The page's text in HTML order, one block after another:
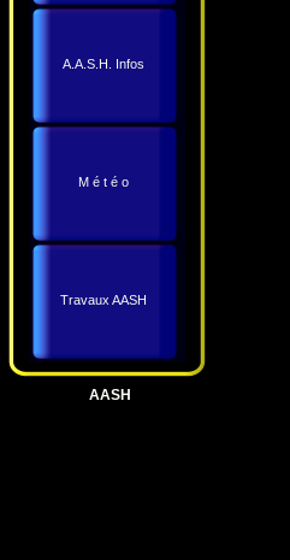
A.A.S.H. Infos
M é t é o
Travaux AASH
AASH